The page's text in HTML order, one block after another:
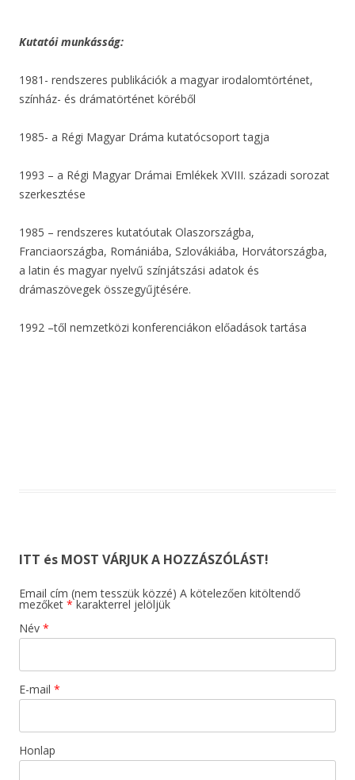
Kutatói munkásság:
1981- rendszeres publikációk a magyar irodalomtörténet,
színház- és drámatörténet köréből
1985- a Régi Magyar Dráma kutatócsoport tagja
1993 – a Régi Magyar Drámai Emlékek XVIII. századi sorozat
szerkesztése
1985 – rendszeres kutatóutak Olaszországba,
Franciaországba, Romániába, Szlovákiába, Horvátországba,
a latin és magyar nyelvű színjátszási adatok és
drámaszövegek összegyűjtésére.
1992 –től nemzetközi konferenciákon előadások tartása
ITT és MOST VÁRJUK A HOZZÁSZÓLÁST!
Email cím (nem tesszük közzé) A kötelezően kitöltendő
mezőket *karakterrel jelöljük
Név *
E-mail *
Honlap